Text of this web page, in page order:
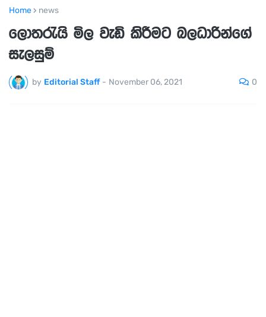
Home news
ලොතරැයි මිල වැඩි කිරීමට බලධාරින්ගේ
සැලසුම්
by Editorial Staff - November 06, 2021 0